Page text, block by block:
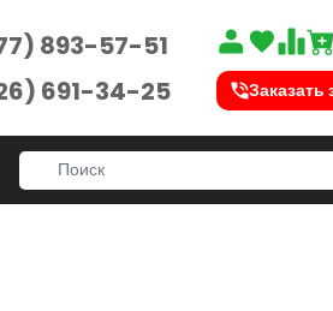
893-57-51
691-34-25
Заказать